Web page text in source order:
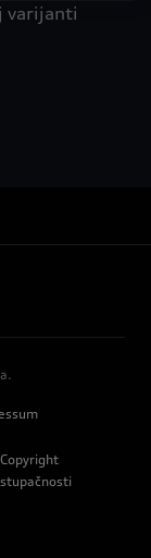
varijanti
Copyright